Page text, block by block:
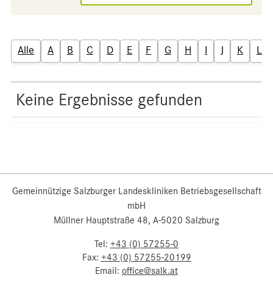
Alle A B C D E F G H I J K L
Keine Ergebnisse gefunden
Gemeinnützige Salzburger Landeskliniken Betriebsgesellschaft
mbH
Müllner Hauptstraße 48, A-5020 Salzburg
Tel: +43 (0) 57255-0
Fax: +43 (0) 57255-20199
Email: office@salk.at